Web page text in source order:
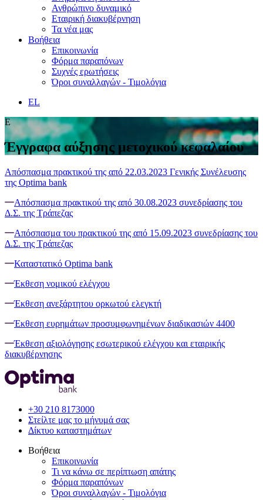
Ανθρώπινο δυναμικό
Εταιρική διακυβέρνηση
Τα νέα μας
Βοήθεια
Επικοινωνία
Φόρμα παραπόνων
Συχνές ερωτήσεις
Όροι συναλλαγών - Τιμολόγια
EL
Ε
Έγγραφα αύξησης μετοχικού κεφαλαίου
Απόσπασμα πρακτικού της από 22.03.2023 Γενικής Συνέλευσης
της Optima bank
Aπόσπασμα πρακτικού της από 30.08.2023 συνεδρίασης του
Δ.Σ. της Τράπεζας
Απόσπασμα του πρακτικού της από 15.09.2023 συνεδρίασης του
Δ.Σ. της Τράπεζας
Καταστατικό Optima bank
Έκθεση νομικού ελέγχου
Έκθεση ανεξάρτητου ορκωτού ελεγκτή
Έκθεση ευρημάτων προσυμφωνημένων διαδικασιών 4400
Έκθεση αξιολόγησης εσωτερικού ελέγχου και εταιρικής
διακυβέρνησης
+30 210 8173000
Στείλτε μας το μήνυμά σας
Δίκτυο καταστημάτων
Βοήθεια
Επικοινωνία
Τι να κάνω σε περίπτωση απάτης
Φόρμα παραπόνων
Όροι συναλλαγών - Τιμολόγια